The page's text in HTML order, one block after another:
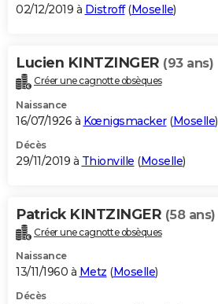
02/12/2019 à Distroff(Moselle)
Lucien KINTZINGER (93 ans)
Créer une cagnotte obsèques
Naissance
16/07/1926 à Kœnigsmacker(Moselle)
Décès
29/11/2019 à Thionville (Moselle)
Patrick KINTZINGER (58 ans)
Créer une cagnotte obsèques
Naissance
13/11/1960 à Metz (Moselle)
Décès